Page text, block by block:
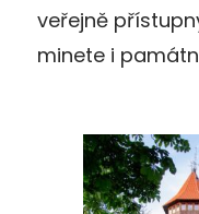
veřejně
minete i